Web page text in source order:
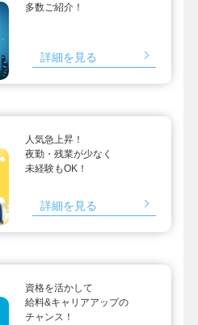
多数ご紹介！
詳細を見る
人気急上昇！
夜勤・残業が少なく
未経験もOK！
詳細を見る
資格を活かして
給料&キャリアアップの
チャンス！